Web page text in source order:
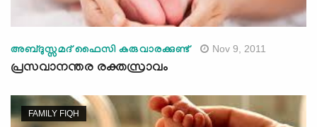
അബ്ദുസ്സമദ് ഫൈസി കരുവാരക്കുണ്ട്‌ Nov 9, 2011
പ്രസവാനന്തര രക്തസ്രാവം
FAMILY FIQH